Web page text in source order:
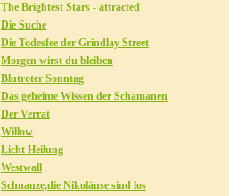
The Brightest Stars - attracted
Die Suche
Die Todesfee der Grindlay Street
Morgen wirst du bleiben
Blutroter Sonntag
Das geheime Wissen der Schamanen
Der Verrat
Willow
Licht Heilung
Westwall
Schnauze,die Nikoläuse sind los